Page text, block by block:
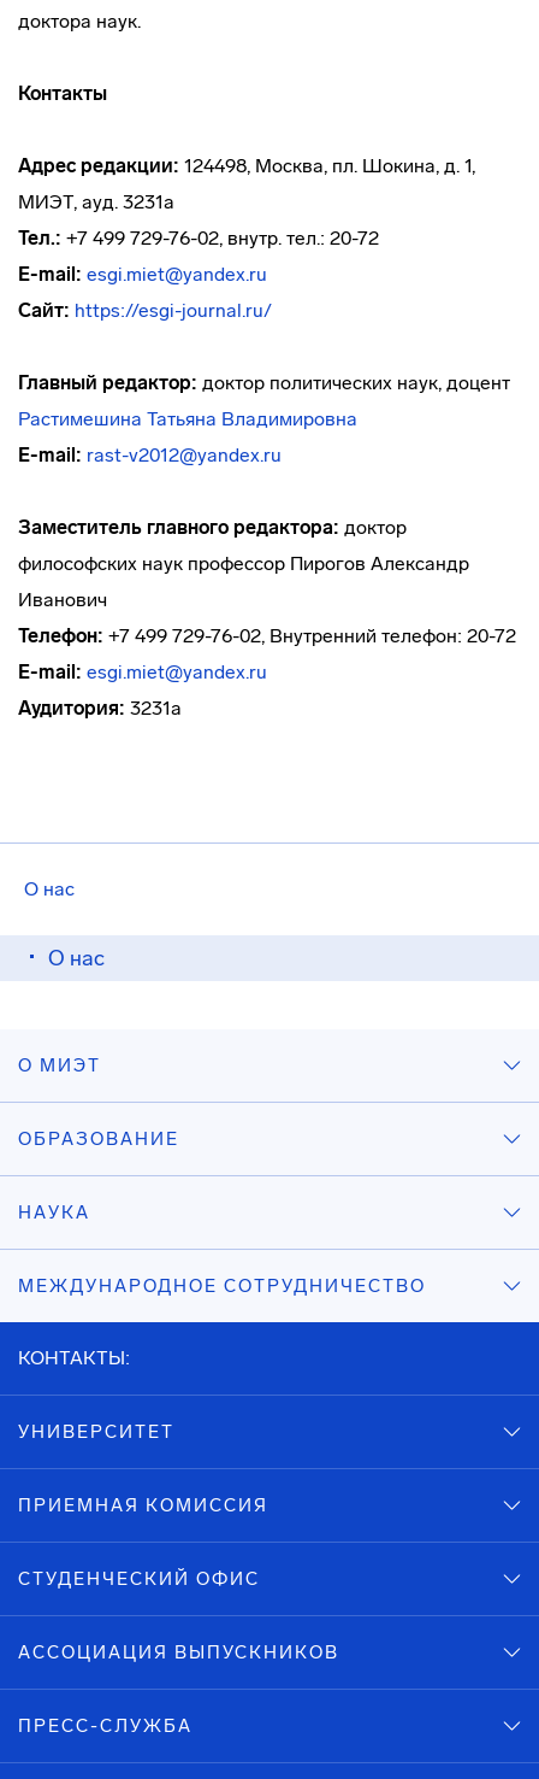
О нас
О нас
доктора наук.
Контакты
Адрес редакции: 124498, Москва, пл. Шокина, д. 1,
МИЭТ, ауд. 3231а
Тел.: +7 499 729-76-02, внутр. тел.: 20-72
E-mail: esgi.miet@yandex.ru
Сайт: https://esgi-journal.ru/
Главный редактор: доктор политических наук, доцент
Растимешина Татьяна Владимировна
E-mail: rast-v2012@yandex.ru
Заместитель главного редактора: доктор
философских наук профессор Пирогов Александр
Иванович
Телефон: +7 499 729-76-02, Внутренний телефон: 20-72
E-mail: esgi.miet@yandex.ru
Аудитория: 3231а
О МИЭТ
ОБРАЗОВАНИЕ
НАУКА
МЕЖДУНАРОДНОЕ СОТРУДНИЧЕСТВО
КОНТАКТЫ:
УНИВЕРСИТЕТ
ПРИЕМНАЯ КОМИССИЯ
СТУДЕНЧЕСКИЙ ОФИС
АССОЦИАЦИЯ ВЫПУСКНИКОВ
ПРЕСС-СЛУЖБА